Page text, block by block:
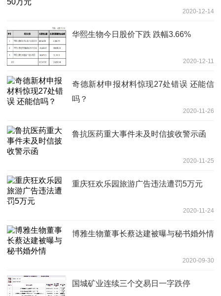
2020-12-14
华熙生物今日股价下跌 跌幅3.66%
2020-12-11
奇德新材申报材料惊现27处错误 还能信
吗？
2020-11-26
鲁抗医药重大事件未及时信披收警示函
2020-11-25
重庆狂欢乐园旅游广告违法遭罚5万元
2020-11-24
博雅生物董事长蔡达建被曝与秘书婚外情
2020-09-30
国城矿业连续三个交易日一字跌停